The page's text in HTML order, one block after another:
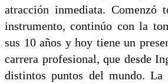
atracción inmediata. Comenzó
instrumento, continúo con la
sus 10 años y hoy tiene un
carrera profesional, que desde
distintos puntos del mundo. La